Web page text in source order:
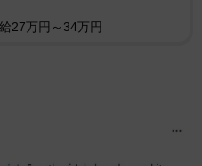
27万円～34万円